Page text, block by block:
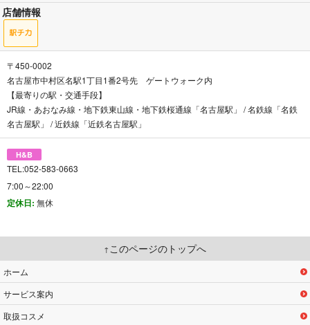
店舗情報
〒450-0002
名古屋市中村区名駅1丁目1番2号先 ゲートウォーク内
【最寄りの駅・交通手段】
JR線・あおなみ線・地下鉄東山線・地下鉄桜通線「名古屋駅」 / 名鉄線「名鉄
名古屋駅」 / 近鉄線「近鉄名古屋駅」
H&B
TEL:052-583-0663
7:00～22:00
定休日: 無休
このページのトップへ
ホーム
サービス案内
取扱コスメ